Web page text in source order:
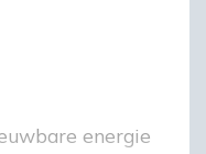
energie